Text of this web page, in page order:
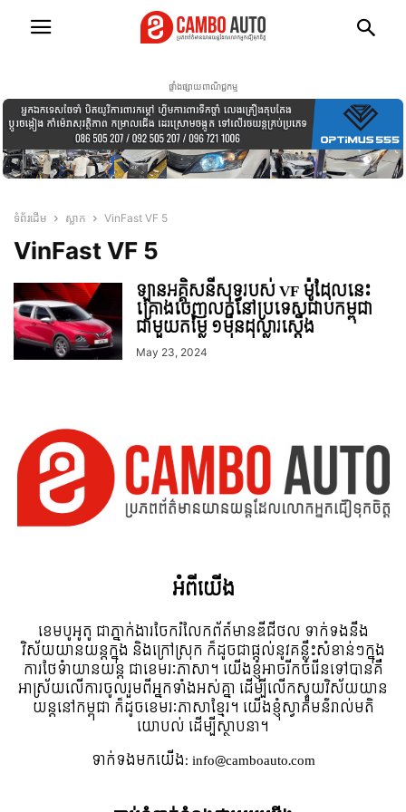
ផ្ទាំងផ្សាយពាណិជ្ជកម្ម
ទំព័រដើម ស្លាក VinFast VF 5
VinFast VF 5
ឡានអគ្គិសនីសុទ្ធរបស់ VF ម៉ូដែលនេះ
គ្រោងចេញលក់នៅប្រទេសជាប់កម្ពុជា
ជាមួយតម្លៃ ១មុឺនដុល្លារស្តើង
May 23, 2024
អំពី​យើង
ខេមបូអូតូ ជាភ្នាក់ងារចែករំលែកព័ត៍មានឌីជីថល ទាក់ទងនឹង
វិស័យយានយន្តក្នុង និងក្រៅស្រុក ក៏ដូចជាផ្តល់នូវគន្លឹះសំខាន់ៗក្នុង
ការថែទំាយានយន្ត ជាខេមរៈភាសា។ យើងខ្ញុំអាចរីកចំរើនទៅបានគឺ
អាស្រ័យលើការចូលរួមពីអ្នកទាំងអស់គ្នា ដើម្បីលើកស្ទួយវិស័យយាន
យន្តនៅកម្ពុជា ក៏ដូចខេមរៈភាសាខ្មែរ។ យើងខ្ញុំស្វាគមន៌រាល់មតិ
យោបល់ ដើម្បីស្ថាបនា។
ទាក់ទង​មក​យើង:info@camboauto.com